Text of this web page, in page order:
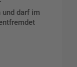
und darf im